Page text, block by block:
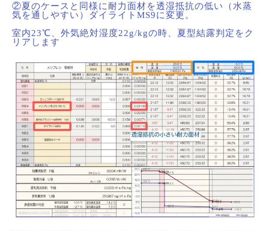
②夏のケースと同様に耐力面材を透湿抵抗の低い（水蒸
気を通しやすい）ダイライトMS9に変更。
室内23℃、外気絶対湿度22g/kgの時、夏型結露判定をク
リアします